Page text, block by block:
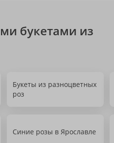
букетами из
Букеты из разноцветных
роз
Синие розы в Ярославле